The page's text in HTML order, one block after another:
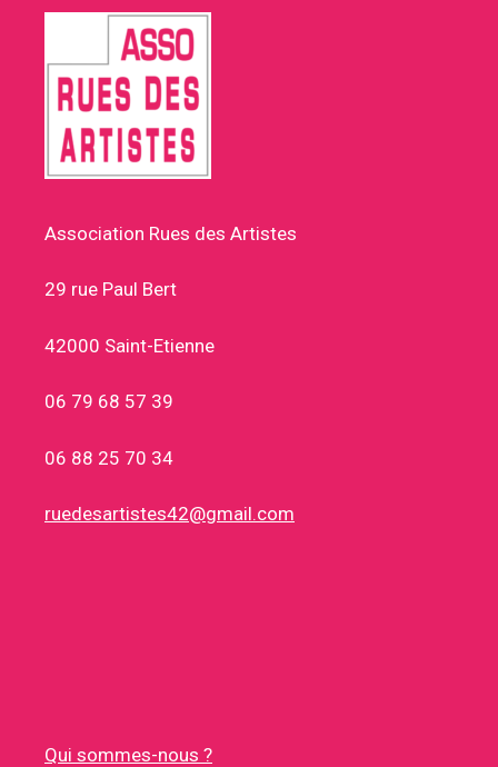
Association Rues des Artistes
29 rue Paul Bert
42000 Saint-Etienne
06 79 68 57 39
06 88 25 70 34
ruedesartistes42@gmail.com
Qui sommes-nous ?